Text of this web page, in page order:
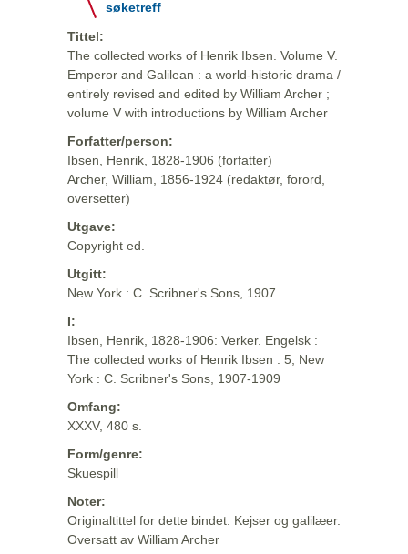
søketreff
Tittel:
The collected works of Henrik Ibsen. Volume V.
Emperor and Galilean : a world-historic drama /
entirely revised and edited by William Archer ;
volume V with introductions by William Archer
Forfatter/person:
Ibsen, Henrik, 1828-1906 (forfatter)
Archer, William, 1856-1924 (redaktør, forord,
oversetter)
Utgave:
Copyright ed.
Utgitt:
New York : C. Scribner's Sons, 1907
I:
Ibsen, Henrik, 1828-1906: Verker. Engelsk :
The collected works of Henrik Ibsen : 5, New
York : C. Scribner's Sons, 1907-1909
Omfang:
XXXV, 480 s.
Form/genre:
Skuespill
Noter:
Originaltittel for dette bindet: Kejser og galilæer.
Oversatt av William Archer